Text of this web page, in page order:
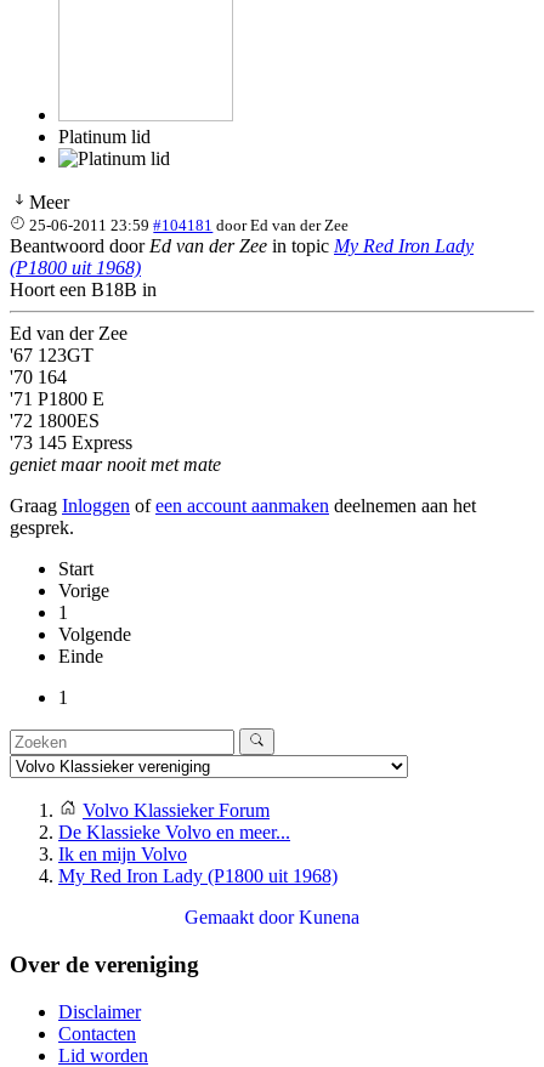
Platinum lid
Meer
25-06-2011 23:59 #104181 doorEd van der Zee
Beantwoord door Ed van der Zee in topic My Red Iron Lady
(P1800 uit 1968)
Hoort een B18B in
Ed van der Zee
'67 123GT
'70 164
'71 P1800 E
'72 1800ES
'73 145 Express
geniet maar nooit met mate
Graag Inloggen ofeen account aanmaken deelnemen aan het
gesprek.
Start
Vorige
1
Volgende
Einde
1
Volvo Klassieker Forum
De Klassieke Volvo en meer...
Ik en mijn Volvo
My Red Iron Lady (P1800 uit 1968)
Gemaakt doorKunena
Over de vereniging
Disclaimer
Contacten
Lid worden